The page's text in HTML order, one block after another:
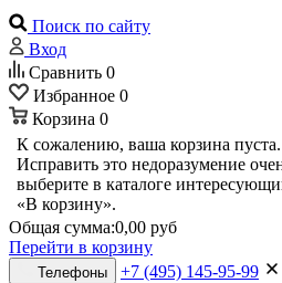
Поиск по сайту
Вход
Сравнить 0
Избранное 0
Корзина 0
К сожалению, ваша корзина пуста.
Исправить это недоразумение
выберите в каталоге
«В корзину».
Общая сумма:0,00 руб
Перейти в корзину
Телефоны
+7 (495) 145-95-99